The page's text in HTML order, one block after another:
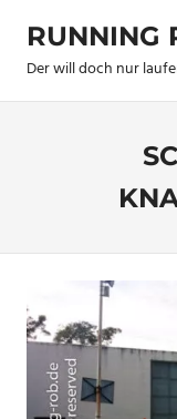
Inhalt
springen
RUNNING
Der will doch nur